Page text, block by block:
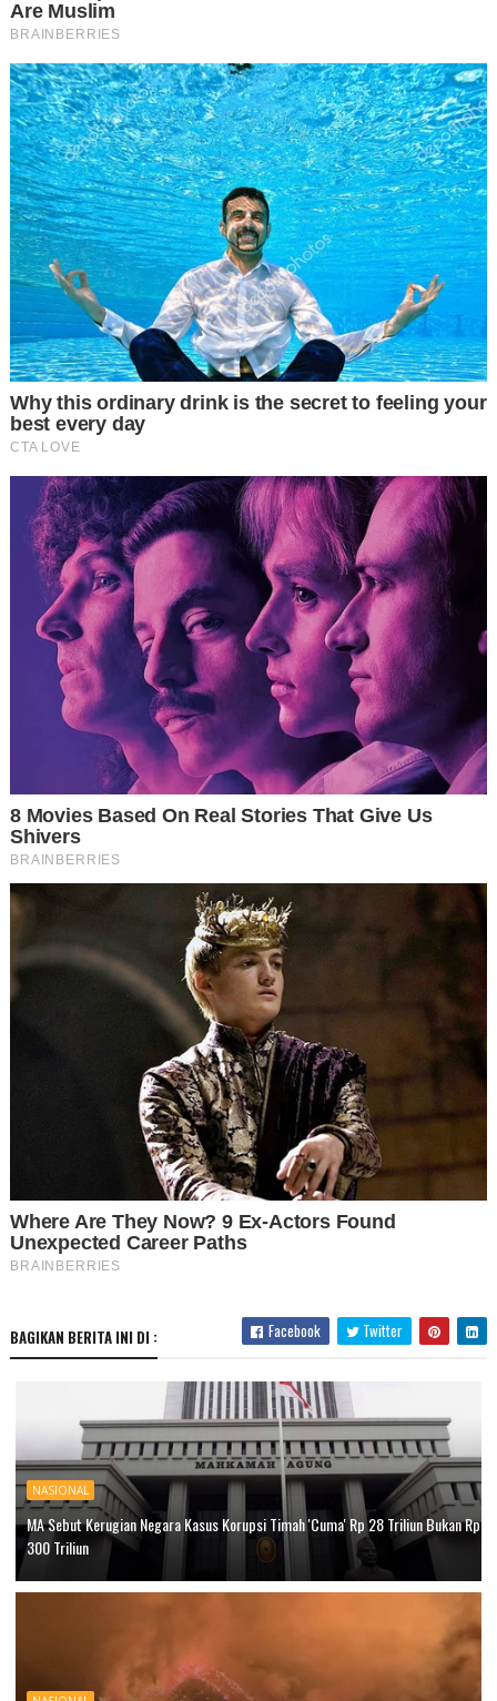
BAGIKAN BERITA INI DI : Facebook Twitter
NASIONAL
MA Sebut Kerugian Negara Kasus Korupsi Timah 'Cuma' Rp 28 Triliun Bukan Rp
300 Triliun